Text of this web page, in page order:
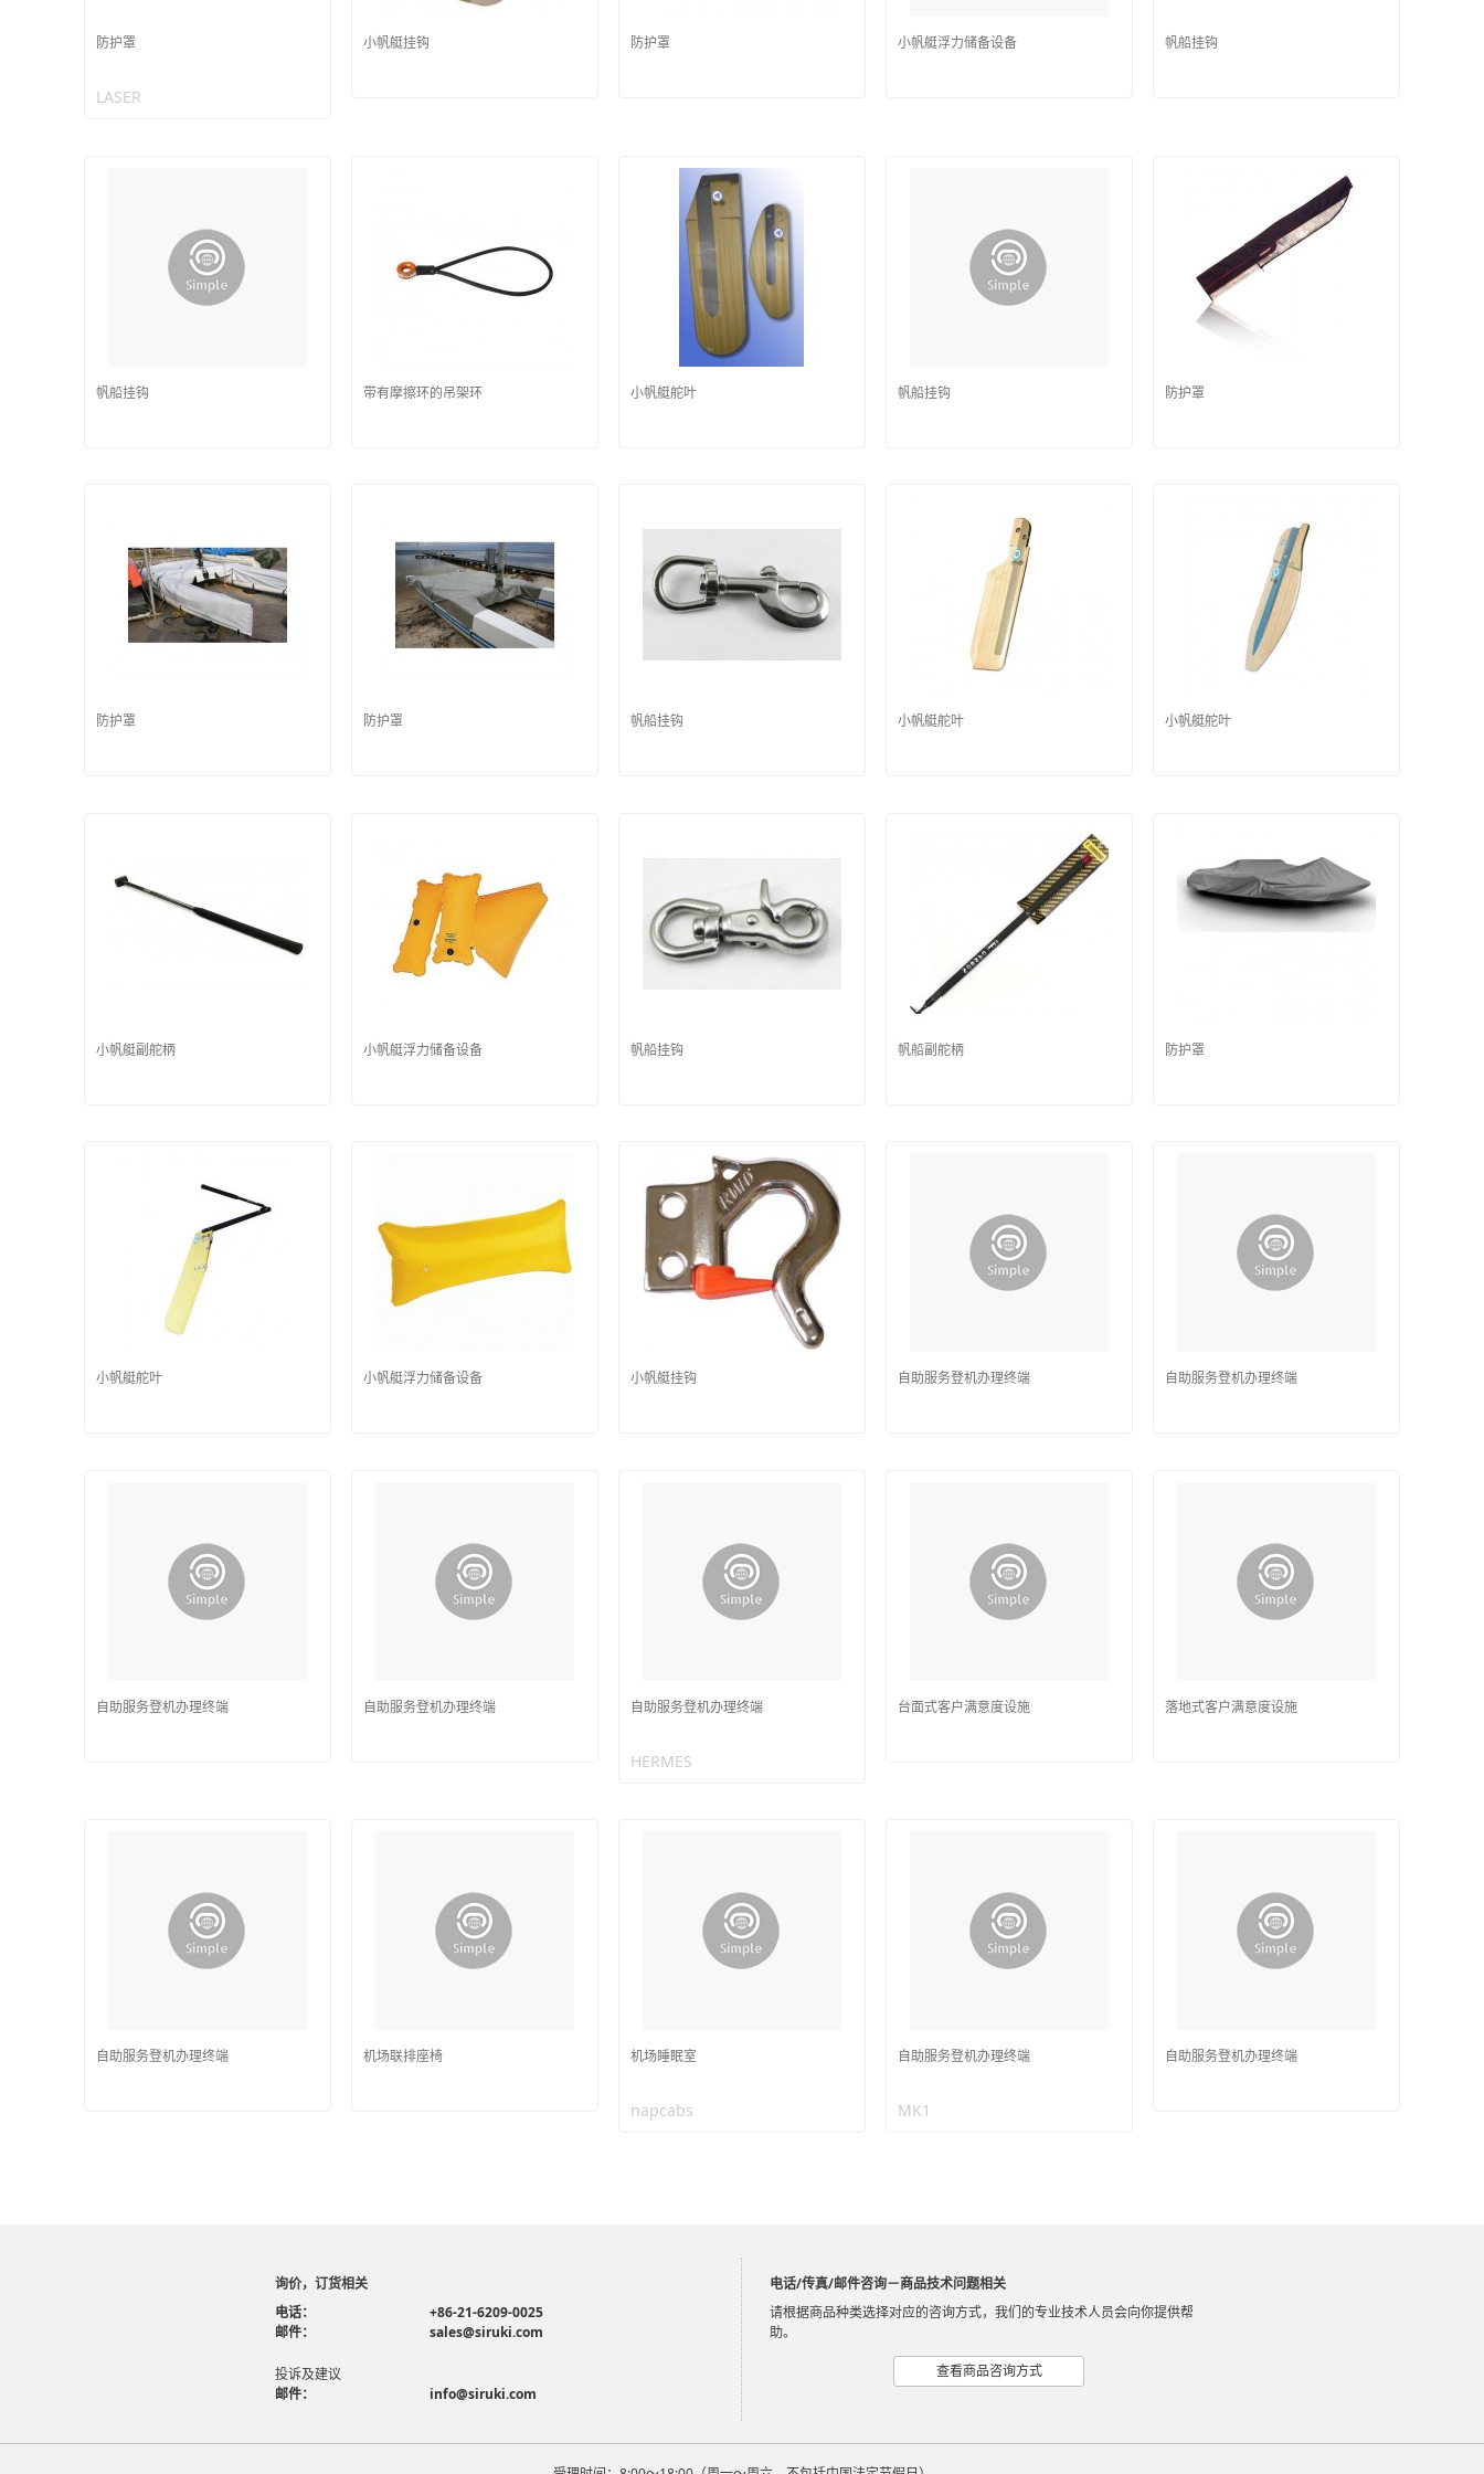
防护罩
LASER
小帆艇挂钩 防护罩 小帆艇浮力储备设备 帆船挂钩
帆船挂钩 带有摩擦环的吊架环 小帆艇舵叶 帆船挂钩 防护罩
防护罩 防护罩 帆船挂钩 小帆艇舵叶 小帆艇舵叶
小帆艇副舵柄 小帆艇浮力储备设备 帆船挂钩 帆船副舵柄 防护罩
小帆艇舵叶 小帆艇浮力储备设备 小帆艇挂钩 自助服务登机办理终端 自助服务登机办理终端
自助服务登机办理终端 自助服务登机办理终端 自助服务登机办理终端
HERMES
台面式客户满意度设施 落地式客户满意度设施
自助服务登机办理终端 机场联排座椅 机场睡眠室
napcabs
自助服务登机办理终端
MK1
自助服务登机办理终端
询价，订货相关
电话：
+86-21-6209-0025
邮件：
sales@siruki.com
投诉及建议
邮件：
info@siruki.com
电话/传真/邮件咨询－商品技术问题相关
请根据商品种类选择对应的咨询方式，我们的专业技术人员会向你提供帮
助。
查看商品咨询方式